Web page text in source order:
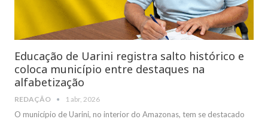
Educação de Uarini registra salto histórico e
coloca município entre destaques na
alfabetização
REDAÇÃO 1 abr, 2026
O município de Uarini, no interior do Amazonas, tem se destacado